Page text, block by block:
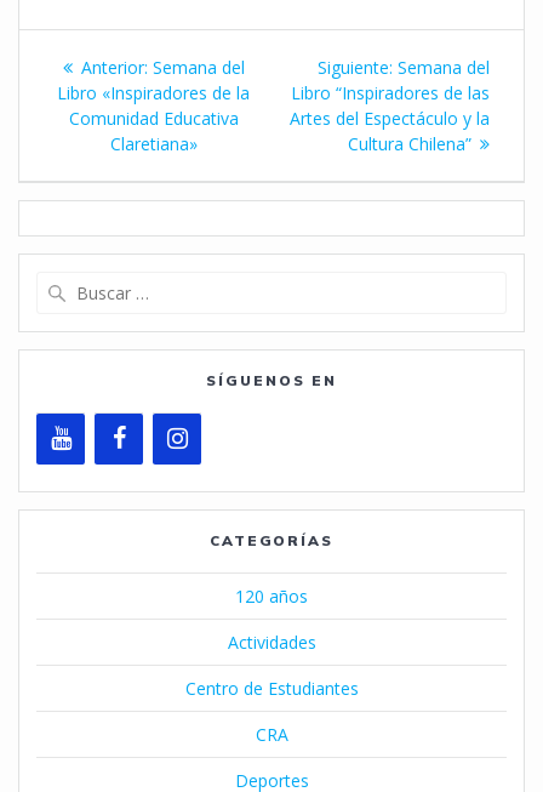
Navegación
de
entradas
Anterior: Entrada
anterior:
Semana del
Libro «Inspiradores de la
Comunidad Educativa
Claretiana»
Siguiente: Siguiente
entrada:
Semana del
Libro “Inspiradores de las
Artes del Espectáculo y la
Cultura Chilena”
SÍGUENOS EN
CATEGORÍAS
120 años
Actividades
Centro de Estudiantes
CRA
Deportes